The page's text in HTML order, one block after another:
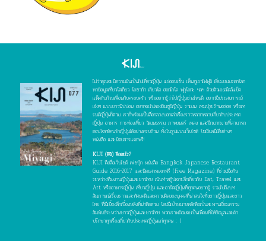
ไม่ว่าคุณจะมีความฝันเป็นไปเที่ยวญี่ปุ่น แช่ออนเซ็น เห็นภูเขาไฟฟูจิ เยี่ยมชมมรดกโลก
หาข้อมูลเที่ยวโตเกียว โอซาก้า เกียวโต ฮอกไกโด ฟุกุโอกะ ฯลฯ ด้วยตัวเองสไตล์แบ็ค
แพ็คกับก๊วนเพื่อนกับครอบครัว หรืออยากรู้ว่าไปญี่ปุ่นช่วงไหนดี อยากมีประสบการณ์
เจ๋งๆ แบบชาวนิปปอน อยากจะไปลองชิมซูชิญี่ปุ่น ราเมน เทมปุระร้านอร่อย หรือเท
รนด์ญี่ปุ่นก็ตาม เราก็พร้อมเป็นสื่อกลางบอกเล่าเรื่องราวหลากหลายเกี่ยวกับประเทศ
ญี่ปุ่น อาหาร การท่องเที่ยว วัฒนธรรม ภาพยนตร์ เพลง และอีกมากมายที่สามารถ
ตอบโจทย์คนรักญี่ปุ่นได้อย่างครบถ้วน ทั้งในรูปแบบเว็บไซต์ โซเชียลมีเดียต่างๆ
หนังสือ และนิตยสารแจกฟรี!
KIJI (คิจิ) คืออะไร?
KIJI คือสื่อเว็บไซต์ เฟซบุ๊ก หนังสือ Bangkok Japanese Restaurant
Guide 2016-2017 และนิตยสารแจกฟรี (Free Magazine) ที่ร่วมมือกัน
ระหว่างทีมงานญี่ปุ่นและชาวไทย เน้นทำสกู๊ปเจาะลึกเกี่ยวกับ Eat, Travel และ
Art หรืออาหารญี่ปุ่น เที่ยวญี่ปุ่น และอาร์ตญี่ปุ่นที่ทุกคนอยากรู้ รวมไปถึงบท
สัมภาษณ์เรื่องราวและทัศนคติและความคิดของบุคคลที่น่าสนใจทั้งชาวญี่ปุ่นและชาว
ไทย ที่มีเบื้องลึกเบื้องหลังที่น่าติดตาม โดยมีเป้าหมายหลักคือเป็นสะพานเชื่อมความ
สัมพันธ์ระหว่างชาวญี่ปุ่นและชาวไทย พวกเราพร้อมจะเป็นเพื่อนที่ให้ข้อมูลและคำ
ปรึกษาทุกเรื่องเกี่ยวกับประเทศญี่ปุ่นแก่ทุกคน : )